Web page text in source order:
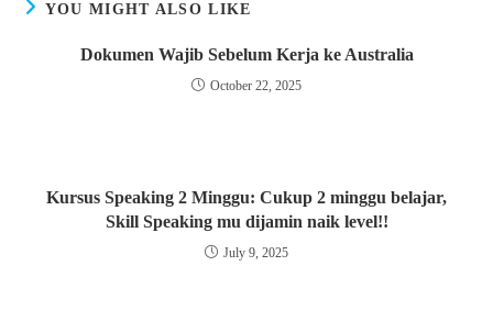
YOU MIGHT ALSO LIKE
Dokumen Wajib Sebelum Kerja ke Australia
October 22, 2025
Kursus Speaking 2 Minggu: Cukup 2 minggu belajar,
Skill Speaking mu dijamin naik level!!
July 9, 2025